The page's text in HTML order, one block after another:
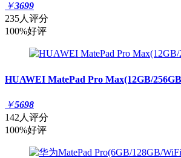
￥3699
235人评分
100%好评
HUAWEI MatePad Pro Max(12GB/
￥5698
142人评分
100%好评